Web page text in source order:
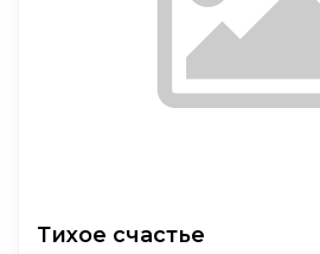
Тихое счастье